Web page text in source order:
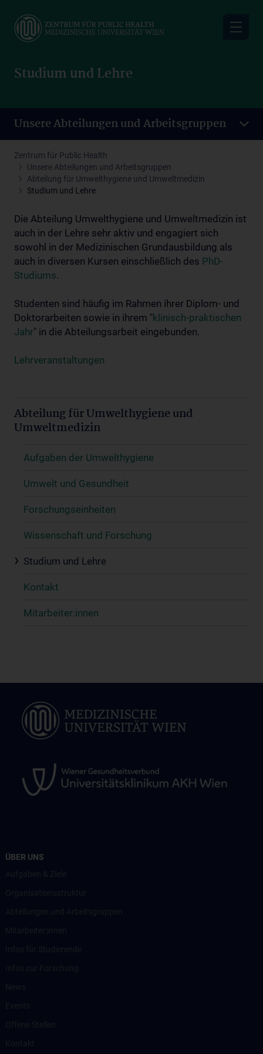
main
Studium und Lehre
Unsere Abteilungen und Arbeitsgruppen
Zentrum für Public Health
Unsere Abteilungen und Arbeitsgruppen
Abteilung für Umwelthygiene und Umweltmedizin
Studium und Lehre
Die Abteilung Umwelthygiene und Umweltmedizin ist
auch in der Lehre sehr aktiv und engagiert sich
sowohl in der Medizinischen Grundausbildung als
auch in diversen Kursen einschließlich des PhD-
Studiums.
Studenten sind häufig im Rahmen ihrer Diplom- und
Doktorarbeiten sowie in ihrem "klinisch-praktischen
Jahr" in die Abteilungsarbeit eingebunden.
Lehrveranstaltungen
Abteilung für Umwelthygiene und
Umweltmedizin
Aufgaben der Umwelthygiene
Umwelt und Gesundheit
Forschungseinheiten
Wissenschaft und Forschung
Studium und Lehre
Kontakt
Mitarbeiter:innen
ÜBER UNS